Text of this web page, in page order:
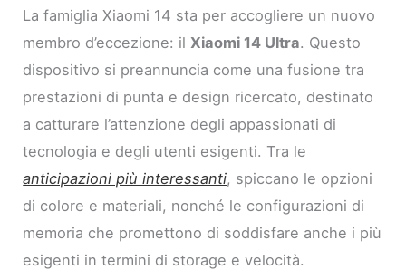
La famiglia Xiaomi 14 sta per accogliere un nuovo
membro d’eccezione: il Xiaomi 14 Ultra. Questo
dispositivo si preannuncia come una fusione tra
prestazioni di punta e design ricercato, destinato
a catturare l’attenzione degli appassionati di
tecnologia e degli utenti esigenti. Tra le
anticipazioni più interessanti, spiccano le opzioni
di colore e materiali, nonché le configurazioni di
memoria che promettono di soddisfare anche i più
esigenti in termini di storage e velocità.